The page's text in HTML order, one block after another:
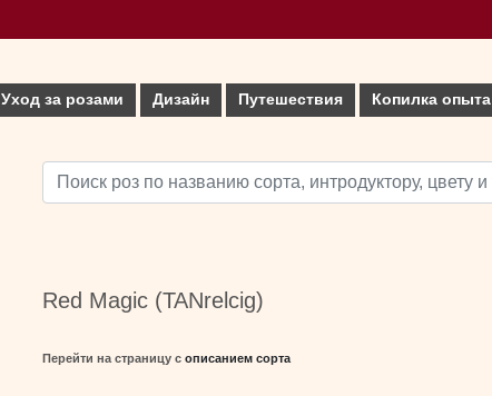
Уход за розами Дизайн Путешествия Копилка опыта
Red Magic (TANrelcig)
Перейти на страницу с описанием сорта